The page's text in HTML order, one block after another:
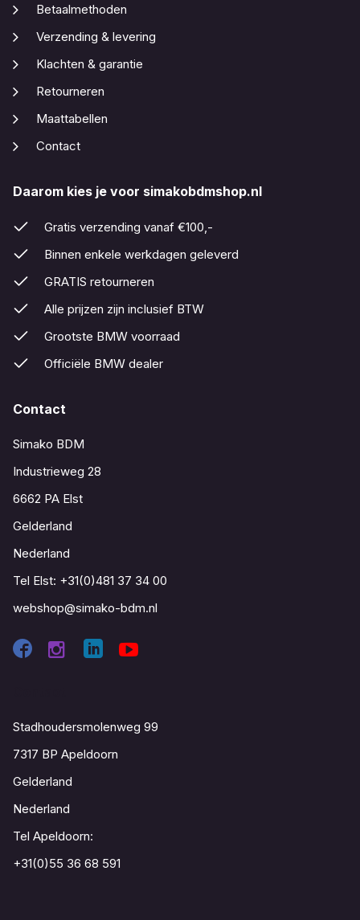
Betaalmethoden
Verzending & levering
Klachten & garantie
Retourneren
Maattabellen
Contact
Daarom kies je voor simakobdmshop.nl
Gratis verzending vanaf €100,-
Binnen enkele werkdagen geleverd
GRATIS retourneren
Alle prijzen zijn inclusief BTW
Grootste BMW voorraad
Officiële BMW dealer
Contact
Simako BDM
Industrieweg 28
6662 PA Elst
Gelderland
Nederland
Tel Elst: +31(0)481 37 34 00
webshop@simako-bdm.nl
Stadhoudersmolenweg 99
7317 BP Apeldoorn
Gelderland
Nederland
Tel Apeldoorn:
+31(0)55 36 68 591